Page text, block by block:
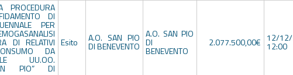
PROCEDURA
DI
PER
DI RELATIVI
DA
UU.OO.
PIO” DI
Esito A.O. SAN PIO
DI BENEVENTO
A.O. SAN PIO
DI
BENEVENTO
2.077.500,00€ 12/
12:00